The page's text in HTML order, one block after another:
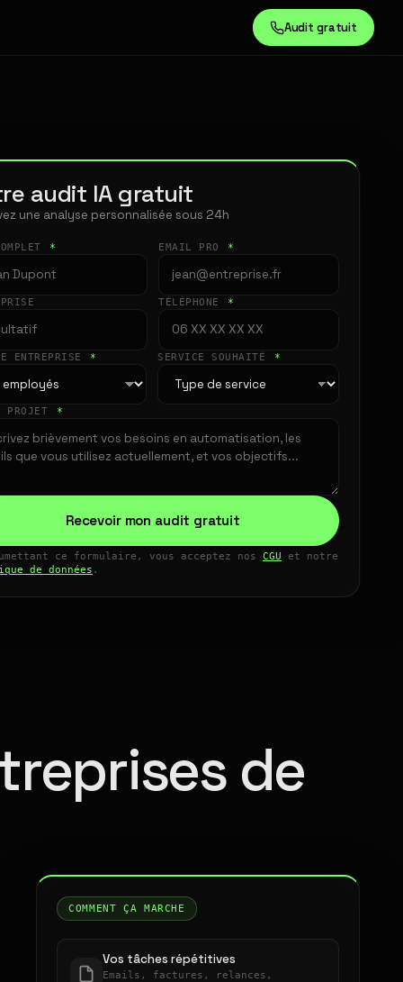
Audit gratuit
audit IA gratuit
une analyse personnalisée sous 24h
* EMAIL PRO *
TÉLÉPHONE *
ENTREPRISE * SERVICE SOUHAITÉ *
PROJET *
Recevoir mon audit gratuit
ce formulaire, vous acceptez nos CGU et notre
de données .
de
COMMENT ÇA MARCHE
Vos tâches répétitives
Emails, factures, relances,